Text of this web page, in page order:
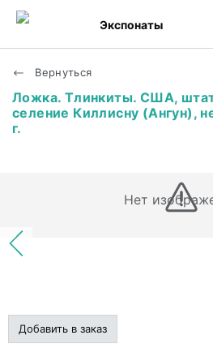
Экспонаты
Вернуться
Ложка. Тлинкиты. США,
селение Киллисну (Ангун),
г.
Нет
Добавить в заказ